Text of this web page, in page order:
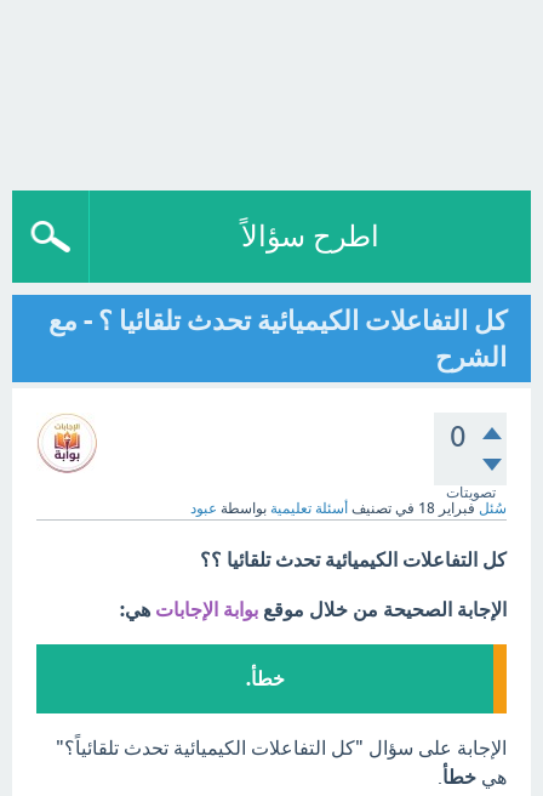
اطرح سؤالاً
كل التفاعلات الكيميائية تحدث تلقائيا ؟ - مع
الشرح
0
تصويتات
سُئل فبراير 18 في تصنيف أسئلة تعليمية بواسطة عبود
كل التفاعلات الكيميائية تحدث تلقائيا ؟؟
الإجابة الصحيحة من خلال موقع بوابة الإجابات هي:
خطأ.
الإجابة على سؤال "كل التفاعلات الكيميائية تحدث تلقائياً؟"
هي خطأ